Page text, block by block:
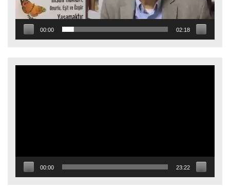
00:00 02:18
00:00 23:22